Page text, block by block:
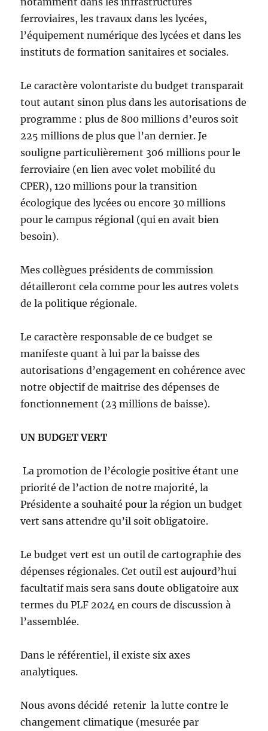
ferroviaires, les travaux dans les lycées,
l’équipement numérique des lycées et dans les
instituts de formation sanitaires et sociales.
Le caractère volontariste du budget transparait
tout autant sinon plus dans les autorisations de
programme : plus de 800 millions d’euros soit
225 millions de plus que l’an dernier. Je
souligne particulièrement 306 millions pour le
ferroviaire (en lien avec volet mobilité du
CPER), 120 millions pour la transition
écologique des lycées ou encore 30 millions
pour le campus régional (qui en avait bien
besoin).
Mes collègues présidents de commission
détailleront cela comme pour les autres volets
de la politique régionale.
Le caractère responsable de ce budget se
manifeste quant à lui par la baisse des
autorisations d’engagement en cohérence avec
notre objectif de maitrise des dépenses de
fonctionnement (23 millions de baisse).
UN BUDGET VERT
La promotion de l’écologie positive étant une
priorité de l’action de notre majorité, la
Présidente a souhaité pour la région un budget
vert sans attendre qu’il soit obligatoire.
Le budget vert est un outil de cartographie des
dépenses régionales. Cet outil est aujourd’hui
facultatif mais sera sans doute obligatoire aux
termes du PLF 2024 en cours de discussion à
l’assemblée.
Dans le référentiel, il existe six axes
analytiques.
Nous avons décidé retenir la lutte contre le
changement climatique (mesurée par